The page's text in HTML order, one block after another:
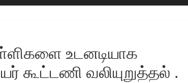
உடனடியாக
கூட்டணி வலியுறுத்தல் .